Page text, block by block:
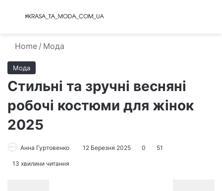
Menu
Home / Мода
Мода
Стильні та зручні весняні
робочі костюми для жінок
2025
Анна Гуртовенко 12 Березня 2025 0 51
13 хвилини читання